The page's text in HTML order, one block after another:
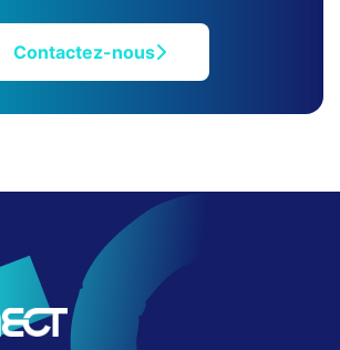
Contactez-nous